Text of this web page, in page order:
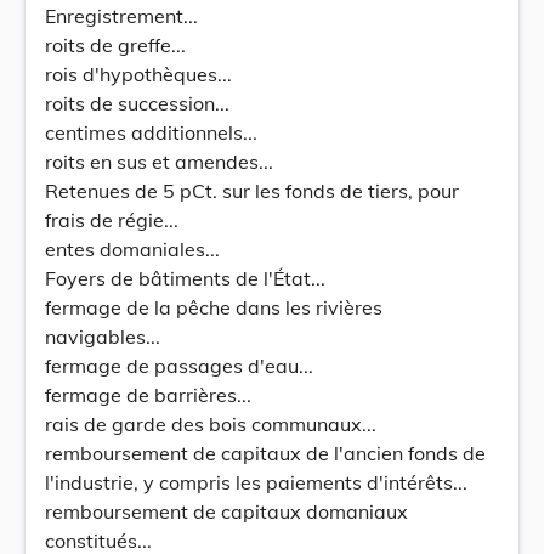
Enregistrement...
roits de greffe...
rois d'hypothèques...
roits de succession...
centimes additionnels...
roits en sus et amendes...
Retenues de 5 pCt. sur les fonds de tiers, pour
frais de régie...
entes domaniales...
Foyers de bâtiments de l'État...
fermage de la pêche dans les rivières
navigables...
fermage de passages d'eau...
fermage de barrières...
rais de garde des bois communaux...
remboursement de capitaux de l'ancien fonds de
l'industrie, y compris les paiements d'intérêts...
remboursement de capitaux domaniaux
constitués...